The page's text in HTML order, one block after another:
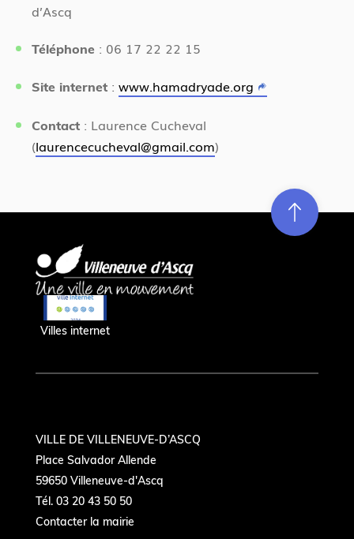
d’Ascq
Téléphone : 06 17 22 22 15
Site internet : www.hamadryade.org
Contact : Laurence Cucheval
(laurencecucheval@gmail.com)
Re
m
on
e
en hau
Villes internet
VILLE DE VILLENEUVE-D’ASCQ
Place Salvador Allende
59650 Villeneuve-d'Ascq
Tél. 03 20 43 50 50
Contacter la mairie